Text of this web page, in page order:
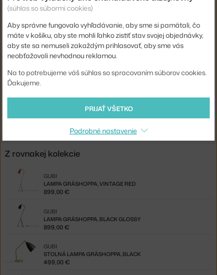
Hlavný materiál:
kov
Pätica / zdroj:
E14
Distribúcia svetla: priame osvetlenie
Kód produktu
GUB-10012180
EAN
5710902000002
Shopping from the EU? Switch toGräshoppa Floor Lamp, warm
Z rovnakej kolekcie
LAMPA GRÄSHOPPA, VINTAGE RED
GUBI
899,00 €
LAMPA GRÄSHOPPA, BLACK GLOSSY
GUBI
899,00 €
STOLNÁ LAMPA GRÄSHOPPA, BLACK
GUBI
499,00 €
(súhlas so súbormi cookies)
Aby správne fungovalo vyhľadávanie, aby sme si pamätali, čo
máte v košíku, aby ste mohli ľahko zistiť stav svojej objednávky,
aby ste sa nemuseli zakaždým prihlasovať, aby sme vás
neobťažovali nevhodnou reklamou.
Na to potrebujeme váš súhlas so spracovaním súborov cookies.
Ďakujeme.
PRIJAŤ VŠETKO
Podrobné nastavenie